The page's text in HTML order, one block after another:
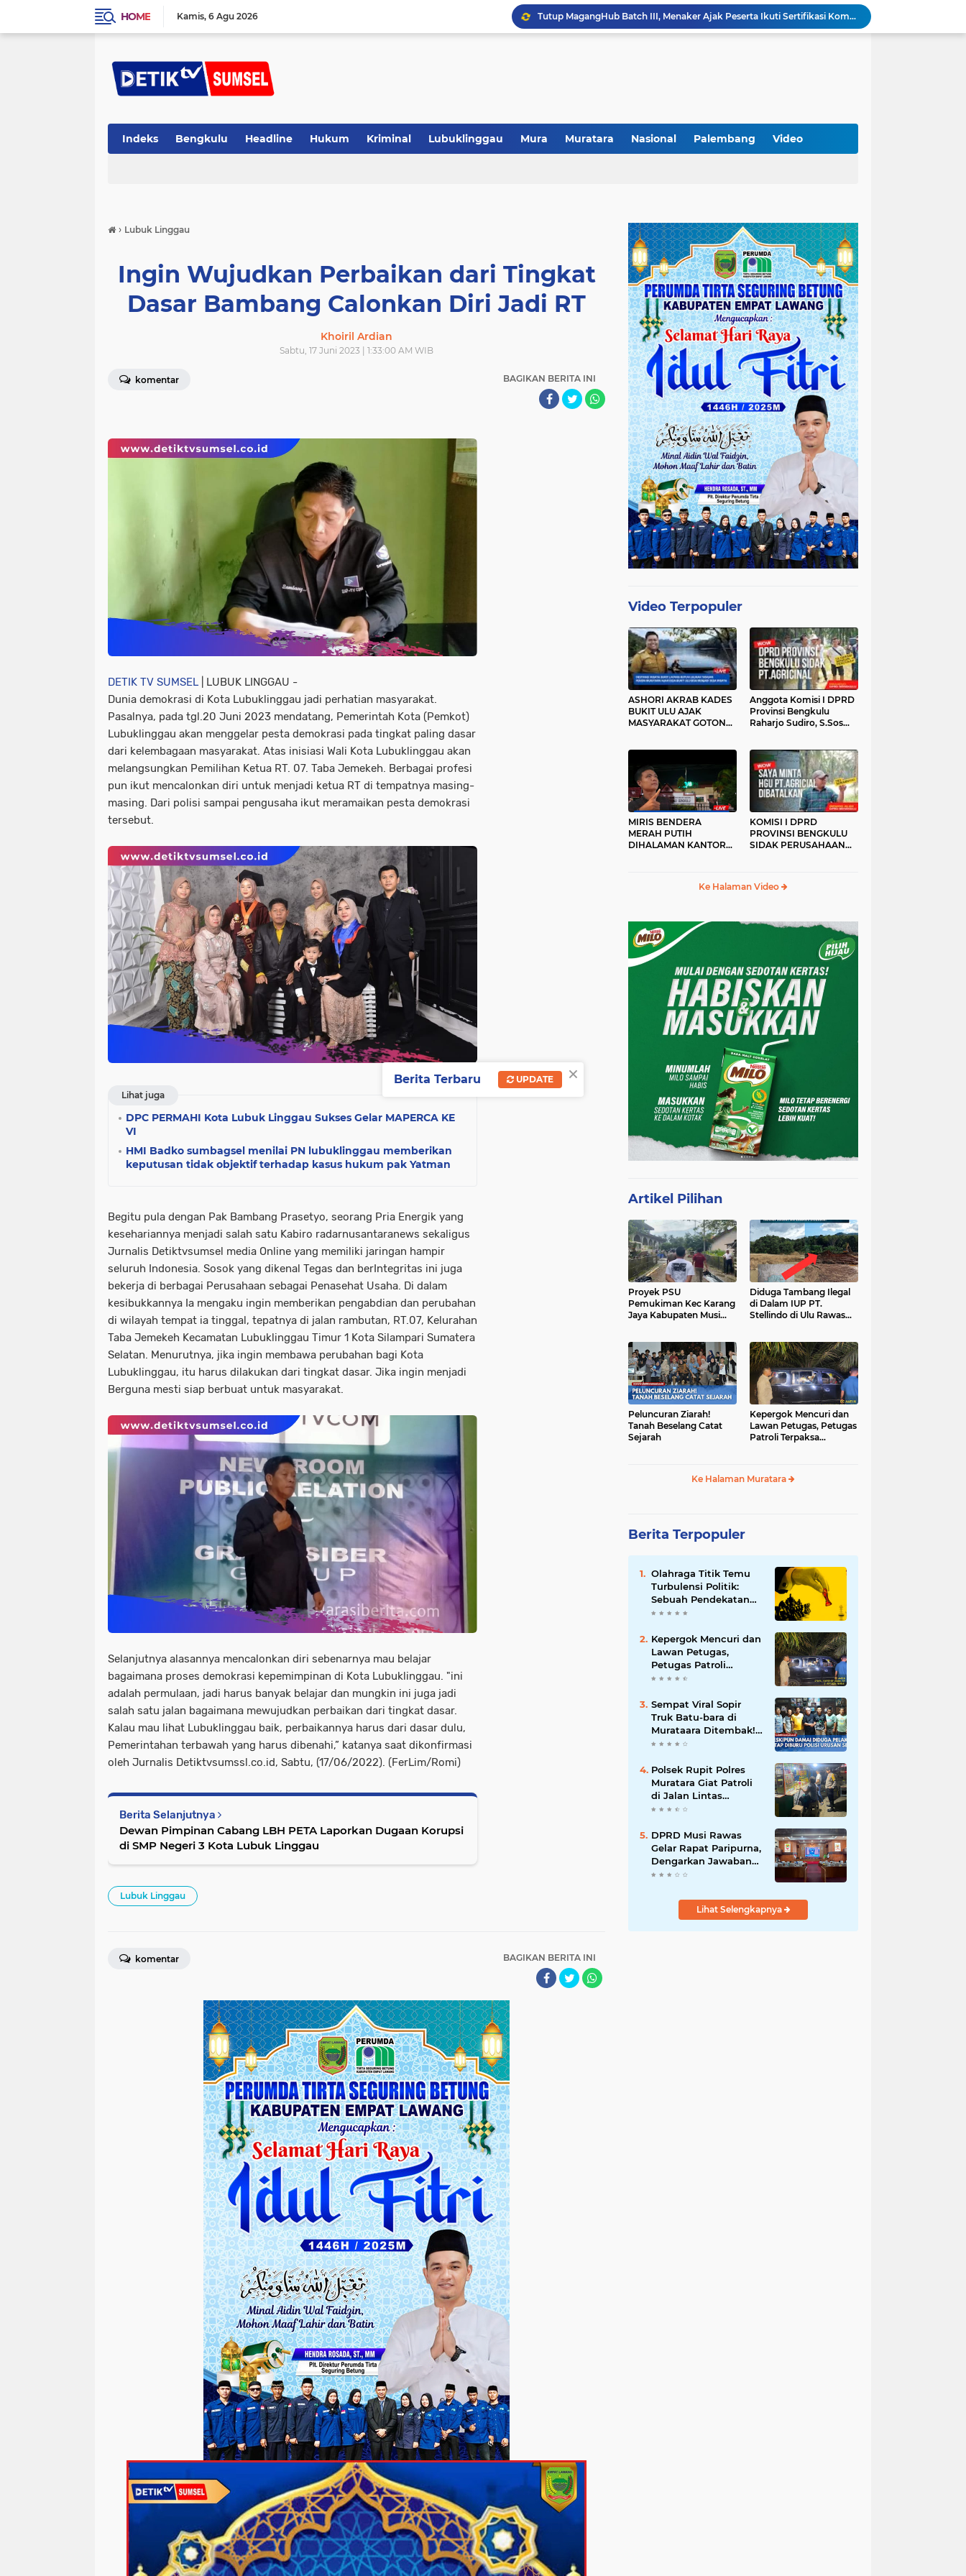
HOME Kamis 6 Agu 2026
Tutup MagangHub Batch III, Menaker Ajak Peserta Ikuti Sertifikasi Kompetensi untuk Perkuat Daya Saing
Di Balik Aksi dan Narasi Kericuhan: Memahami Manifesto Perjuangan Cipayung Plus Kota Lubuk Linggau
Gelorakan Program Strategis Nasional, Joncik Muhamad Tinjau Proyek Sekolah Rakyat Rp234 Miliar
Indeks Bengkulu Headline Hukum Kriminal Lubuklinggau Mura Muratara Nasional Palembang Video
› Lubuk Linggau
Ingin Wujudkan Perbaikan dari Tingkat
Dasar Bambang Calonkan Diri Jadi RT
Khoiril Ardian
Sabtu, 17 Juni 2023 | 1:33:00 AM WIB
komentar BAGIKAN BERITA INI
DETIK TV SUMSEL | LUBUK LINGGAU -
Dunia demokrasi di Kota Lubuklinggau jadi perhatian masyarakat.
Pasalnya, pada tgl.20 Juni 2023 mendatang, Pemerintah Kota (Pemkot)
Lubuklinggau akan menggelar pesta demokrasi pada tingkat paling dasar
dari kelembagaan masyarakat. Atas inisiasi Wali Kota Lubuklinggau akan
melangsungkan Pemilihan Ketua RT. 07. Taba Jemekeh. Berbagai profesi
pun ikut mencalonkan diri untuk menjadi ketua RT di tempatnya masing-
masing. Dari polisi sampai pengusaha ikut meramaikan pesta demokrasi
tersebut.
Lihat juga
DPC PERMAHI Kota Lubuk Linggau Sukses Gelar MAPERCA KE
VI
HMI Badko sumbagsel menilai PN lubuklinggau memberikan
keputusan tidak objektif terhadap kasus hukum pak Yatman
Begitu pula dengan Pak Bambang Prasetyo, seorang Pria Energik yang
kesehariannya menjadi salah satu Kabiro radarnusantaranews sekaligus
Jurnalis Detiktvsumsel media Online yang memiliki jaringan hampir
seluruh Indonesia. Sosok yang dikenal Tegas dan berIntegritas ini juga
bekerja di berbagai Perusahaan sebagai Penasehat Usaha. Di dalam
kesibukkannya Ia mengaku ingin memberikan pengabdian dan perubahan
di wilayah tempat ia tinggal, tepatnya di jalan rambutan, RT.07, Kelurahan
Taba Jemekeh Kecamatan Lubuklinggau Timur 1 Kota Silampari Sumatera
Selatan. Menurutnya, jika ingin membawa perubahan bagi Kota
Lubuklinggau, itu harus dilakukan dari tingkat dasar. Jika ingin menjadi
Berguna mesti siap berbuat untuk masyarakat.
Selanjutnya alasannya mencalonkan diri sebenarnya mau belajar
bagaimana proses demokrasi kepemimpinan di Kota Lubuklinggau. "ini
adalah permulaan, jadi harus banyak belajar dan mungkin ini juga jadi
salah satu jalan bagaimana mewujudkan perbaikan dari tingkat dasar.
Kalau mau lihat Lubuklinggau baik, perbaikannya harus dari dasar dulu,
Pemerintahan terbawah yang harus dibenahi,” katanya saat dikonfirmasi
oleh Jurnalis Detiktvsumssl.co.id, Sabtu, (17/06/2022). (FerLim/Romi)
Berita Selanjutnya
Dewan Pimpinan Cabang LBH PETA Laporkan Dugaan Korupsi
di SMP Negeri 3 Kota Lubuk Linggau
Lubuk Linggau
BAGIKAN BERITA INI
komentar
Video Terpopuler
ASHORI AKRAB KADES
BUKIT ULU AJAK
MASYARAKAT GOTONG
Anggota Komisi I DPRD
Provinsi Bengkulu
Raharjo Sudiro, S.Sos
MIRIS BENDERA
MERAH PUTIH
DIHALAMAN KANTOR
KOMISI I DPRD
PROVINSI BENGKULU
SIDAK PERUSAHAAN
Ke Halaman Video
Artikel Pilihan
Proyek PSU
Pemukiman Kec Karang
Jaya Kabupaten Musi
Diduga Tambang Ilegal
di Dalam IUP PT.
Stellindo di Ulu Rawas
Peluncuran Ziarah!
Tanah Beselang Catat
Sejarah
Kepergok Mencuri dan
Lawan Petugas, Petugas
Patroli Terpaksa
Ke Halaman Muratara
Berita Terpopuler
Olahraga Titik Temu
Turbulensi Politik:
Sebuah Pendekatan
Batalnya Tuan Rumah
Kepergok Mencuri dan
Lawan Petugas,
Petugas Patroli
Terpaksa Lumpuhkan
Sempat Viral Sopir
Truk Batu-bara di
Murataara Ditembak!
Namun Dikabarkan
Polsek Rupit Polres
Muratara Giat Patroli
di Jalan Lintas
Sumatera
DPRD Musi Rawas
Gelar Rapat Paripurna,
Dengarkan Jawaban
Eksekutif Atas 4
Lihat Selengkapnya
×
Berita Terbaru UPDATE